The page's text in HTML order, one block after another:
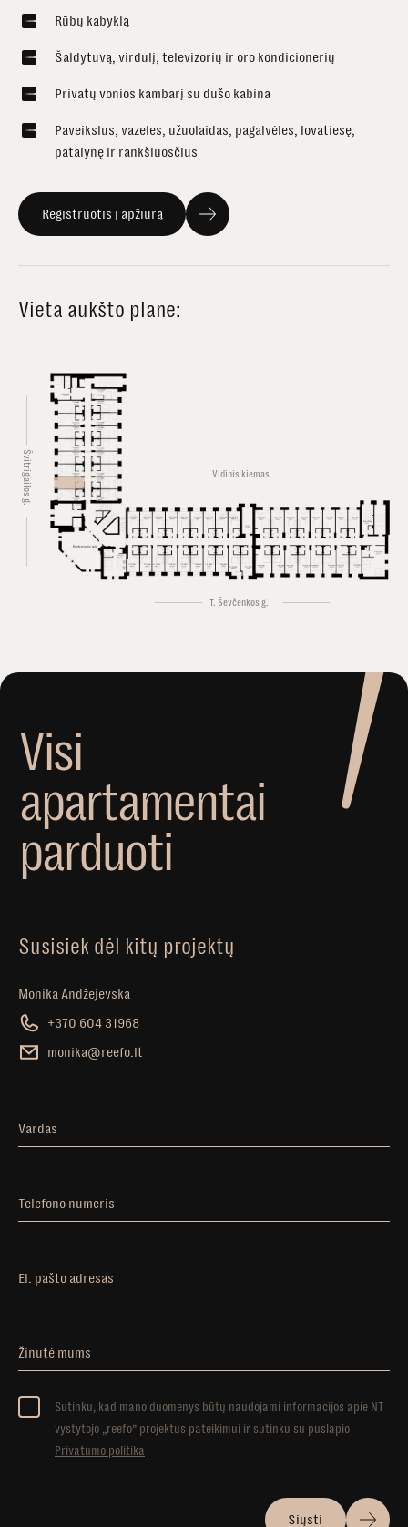
Vieta aukšto plane:
Švitrigailos g.
T. Ševčenkos g.
Vidinis kiemas
Konferencijų salė
Rūbų kabyklą
Šaldytuvą, virdulį, televizorių ir oro kondicionerių
Privatų vonios kambarį su dušo kabina
Paveikslus, vazeles, užuolaidas, pagalvėles, lovatiesę,
patalynę ir rankšluosčius
Registruotis į apžiūrą
Visi
apartamentai
parduoti
Susisiek dėl kitų projektų
Monika Andžejevska
+370 604 31968
monika@reefo.lt
Vardas
Telefono numeris
El. pašto adresas
Žinutė mums
Sutinku, kad mano duomenys būtų naudojami informacijos apie NT
vystytojo „reefo” projektus pateikimui ir sutinku su puslapio
Privatumo politika
Siųsti